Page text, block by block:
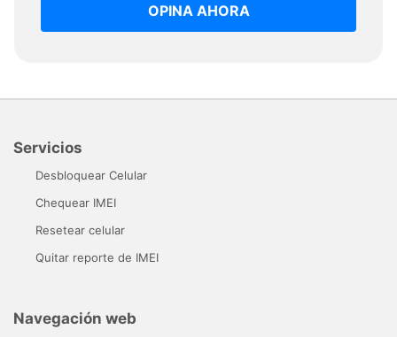
OPINA AHORA
Servicios
Desbloquear Celular
Chequear IMEI
Resetear celular
Quitar reporte de IMEI
Navegación web